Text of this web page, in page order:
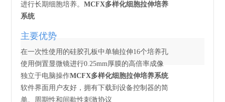
进行长期细胞培养。MCFX多样化细胞拉伸培养
系统
主要优势
在一次性使用的硅胶孔板中单轴拉伸16个培养孔
使用倒置显微镜进行0.25mm厚膜的高倍率成像
独立于电脑操作MCFX多样化细胞拉伸培养系统
软件界面用户友好，拥有下载到设备控制器的简
单、周期性和间歇性刺激协议